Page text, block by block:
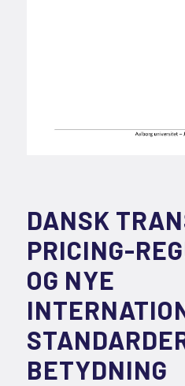
DANSK
PRICING-
OG NYE
BETYDNING